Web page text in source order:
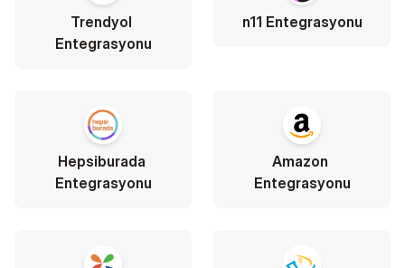
Trendyol
Entegrasyonu
n11 Entegrasyonu
Hepsiburada
Entegrasyonu
Amazon
Entegrasyonu